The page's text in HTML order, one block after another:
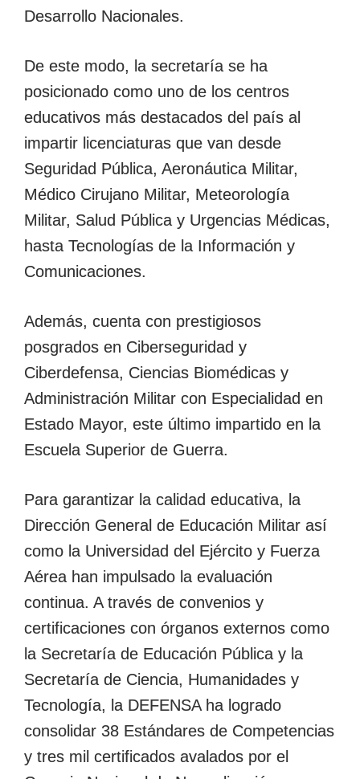
Desarrollo Nacionales.
De este modo, la secretaría se ha
posicionado como uno de los centros
educativos más destacados del país al
impartir licenciaturas que van desde
Seguridad Pública, Aeronáutica Militar,
Médico Cirujano Militar, Meteorología
Militar, Salud Pública y Urgencias Médicas,
hasta Tecnologías de la Información y
Comunicaciones.
Además, cuenta con prestigiosos
posgrados en Ciberseguridad y
Ciberdefensa, Ciencias Biomédicas y
Administración Militar con Especialidad en
Estado Mayor, este último impartido en la
Escuela Superior de Guerra.
Para garantizar la calidad educativa, la
Dirección General de Educación Militar así
como la Universidad del Ejército y Fuerza
Aérea han impulsado la evaluación
continua. A través de convenios y
certificaciones con órganos externos como
la Secretaría de Educación Pública y la
Secretaría de Ciencia, Humanidades y
Tecnología, la DEFENSA ha logrado
consolidar 38 Estándares de Competencias
y tres mil certificados avalados por el